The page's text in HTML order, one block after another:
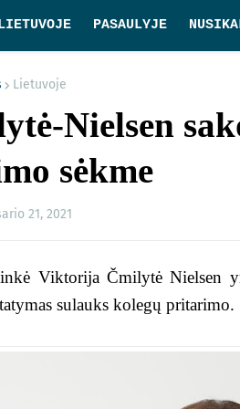
PASAULYJE
Lietuvoje
Nielsen
sėkme
21, 2021
Viktorija Čmilytė Nielsen
sulauks kolegų pritarimo.